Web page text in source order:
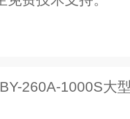
BY-260A-1000S大型恒